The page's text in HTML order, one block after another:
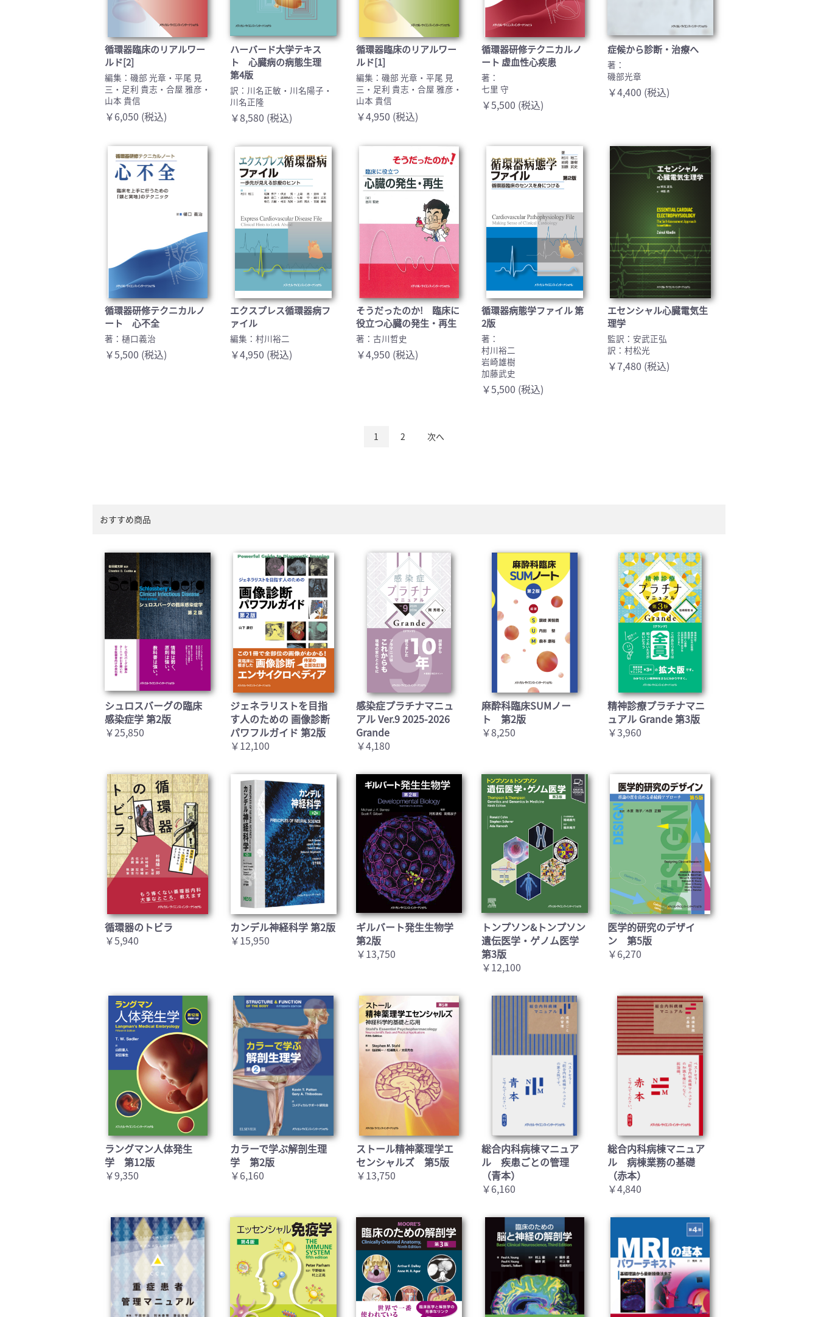
循環器臨床のリアルワー
ルド[2]
編集：磯部 光章・平尾 見
三・足利 貴志・合屋 雅彦・
山本 貴信
￥6,050 (税込)
ハーバード大学テキス
ト 心臓病の病態生理
第4版
訳：川名正敏・川名陽子・
川名正隆
￥8,580 (税込)
循環器臨床のリアルワー
ルド[1]
編集：磯部 光章・平尾 見
三・足利 貴志・合屋 雅彦・
山本 貴信
￥4,950 (税込)
循環器研修テクニカルノ
ート 虚血性心疾患
著：
七里 守
￥5,500 (税込)
症候から診断・治療へ
著：
磯部光章
￥4,400 (税込)
循環器研修テクニカルノ
ート 心不全
著：樋口義治
￥5,500 (税込)
エクスプレス循環器病フ
ァイル
編集：村川裕二
￥4,950 (税込)
そうだったのか! 臨床に
役立つ心臓の発生・再生
著：古川哲史
￥4,950 (税込)
循環器病態学ファイル 第
2版
著：
村川裕二
岩崎雄樹
加藤武史
￥5,500 (税込)
エセンシャル心臓電気生
理学
監訳：安武正弘
訳：村松光
￥7,480 (税込)
1 2 次へ
おすすめ商品
シュロスバーグの臨床
感染症学 第2版
￥25,850
ジェネラリストを目指
す人のための 画像診断
パワフルガイド 第2版
￥12,100
感染症プラチナマニュ
アル Ver.9 2025-2026
Grande
￥4,180
麻酔科臨床SUMノー
ト 第2版
￥8,250
精神診療プラチナマニ
ュアル Grande 第3版
￥3,960
循環器のトビラ
￥5,940
カンデル神経科学 第2版
￥15,950
ギルバート発生生物学
第2版
￥13,750
トンプソン&トンプソン
遺伝医学・ゲノム医学
第3版
￥12,100
医学的研究のデザイ
ン 第5版
￥6,270
ラングマン人体発生
学 第12版
￥9,350
カラーで学ぶ解剖生理
学 第2版
￥6,160
ストール精神薬理学エ
センシャルズ 第5版
￥13,750
総合内科病棟マニュア
ル 疾患ごとの管理
（青本）
￥6,160
総合内科病棟マニュア
ル 病棟業務の基礎
（赤本）
￥4,840